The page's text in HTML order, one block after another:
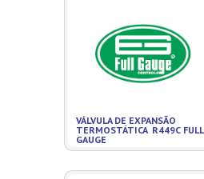
VÁLVULA DE EXPANSÃO
TERMOSTÁTICA R449C FULL
GAUGE